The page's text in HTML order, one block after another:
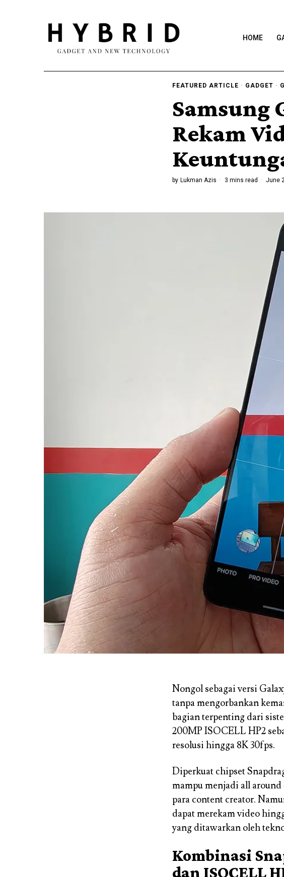
HOME
FEATURED ARTICLE · GADGET ·
Samsung
Rekam
by Lukman Azis 3 mins read June
Nongol sebagai versi
tanpa mengorbankan
bagian terpenting dari
200MP ISOCELL HP2
resolusi hingga 8K 30fps.
Diperkuat chipset
mampu menjadi all
para content creator.
dapat merekam video
yang ditawarkan oleh
Kombinasi
dan ISOCELL